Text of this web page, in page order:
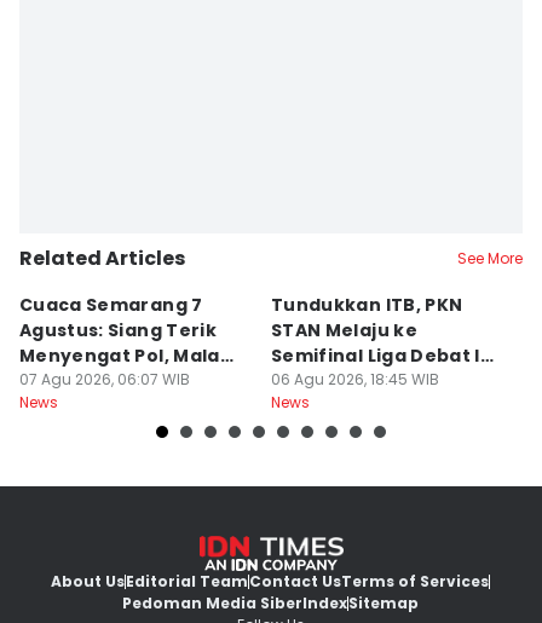
Related Articles See More
Cuaca Semarang 7
Agustus: Siang Terik
Menyengat Pol, Malam
Dingin Bediding Atis!
07 Agu 2026, 06:07 WIB
News
Tundukkan ITB, PKN
STAN Melaju ke
Semifinal Liga Debat IDN
Times 2026
06 Agu 2026, 18:45 WIB
News
About UsEditorial TeamContact UsTerms of Services
Pedoman Media SiberIndexSitemap